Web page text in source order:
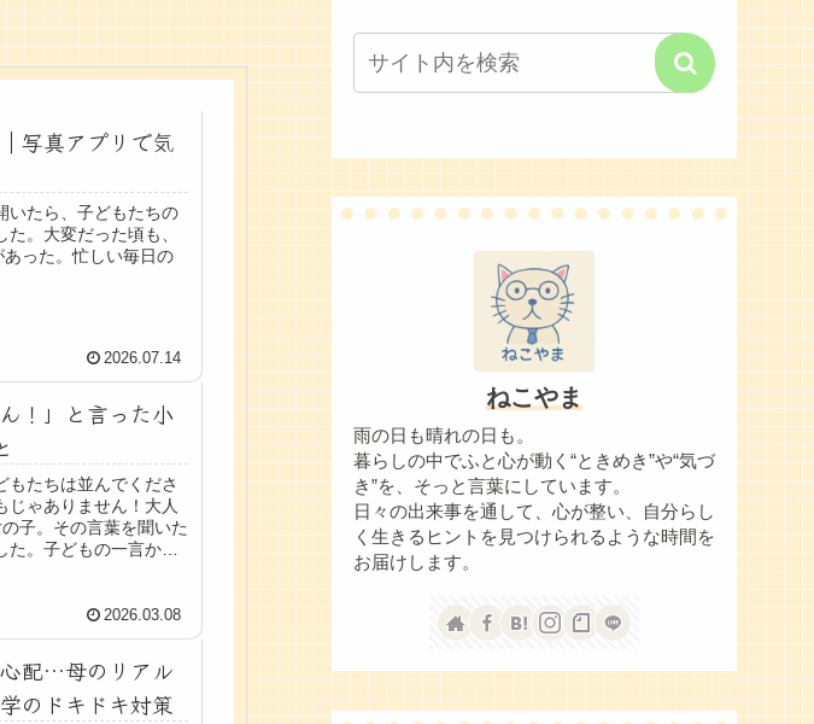
写真アプリで気
いたら、子どもたちの
。大変だった頃も、
った。忙しい毎日の
2026.07.14
！」と言った小
もたちは並んでくださ
じゃありません！大人
子。その言葉を聞いた
。子どもの一言から
2026.03.08
配…母のリアル
のドキドキ対策
ねこやま
雨の日も晴れの日も。
暮らしの中でふと心が動く“ときめき”や“気づ
き”を、そっと言葉にしています。
日々の出来事を通して、心が整い、自分らし
く生きるヒントを見つけられるような時間を
お届けします。